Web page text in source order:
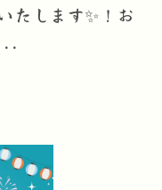
たします✨！お